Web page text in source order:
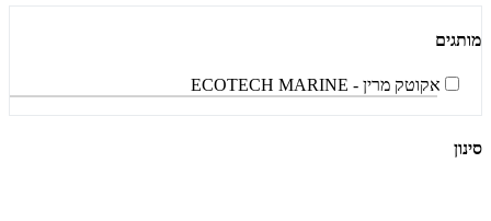
מותגים
אקוטק מרין - ECOTECH MARINE
סינון